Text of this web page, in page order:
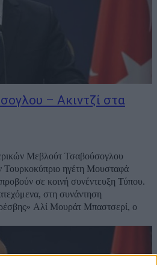
– Ακιντζί στα
Μεβλούτ Τσαβούσογλου
Τουρκοκύπριο ηγέτη Μουσταφά
σε κοινή συνέντευξη Τύπου.
στη συνάντηση
Αλί Μουράτ Μπαστσερί, ο